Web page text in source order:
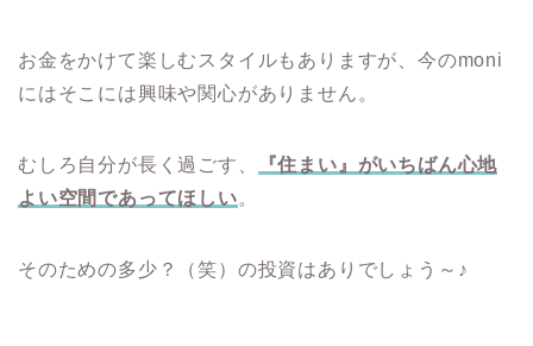
お金をかけて楽しむスタイルもありますが、今のmoni
にはそこには興味や関心がありません。
むしろ自分が長く過ごす、
『住まい』がいちばん心地
よい空間であってほしい。
そのための多少？（笑）の投資はありでしょう～♪